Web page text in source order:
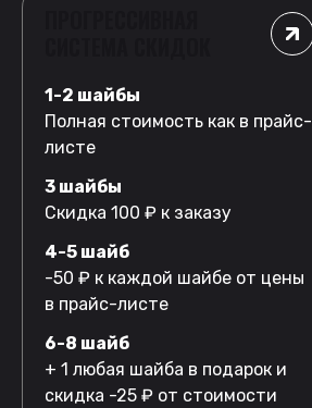
1-2 шайбы
Полная стоимость как в прайс-
листе
3 шайбы
Скидка 100 ₽ к заказу
4-5 шайб
-50 ₽ к каждой шайбе от цены
в прайс-листе
6-8 шайб
+ 1 любая шайба в подарок и
скидка -25 ₽ от стоимости